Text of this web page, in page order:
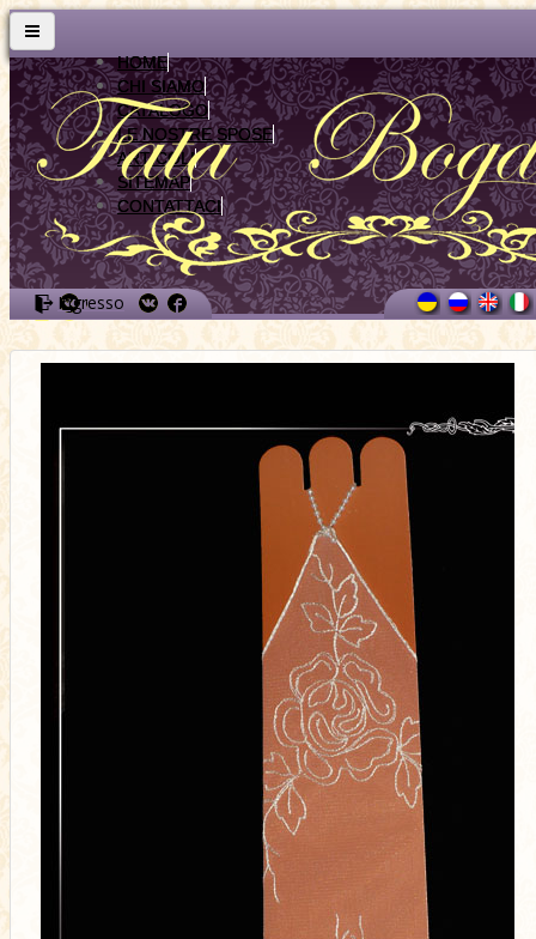
HOME
CHI SIAMO
CATALOGO
LE NOSTRE SPOSE
ARTICOLI
SITEMAP
CONTATTACI
Ingresso